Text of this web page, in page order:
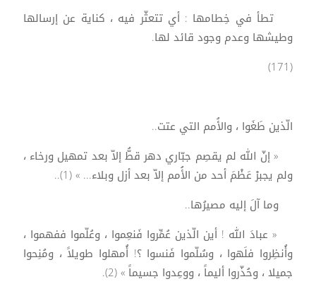
تطأ في خِطامها : أي تتعثّر فيه ، كناية عن إرسالها
وطيشها وعدم وجود قائد لها.
(171)
الّذين طَغَوا ، والأُمم التي عتت..
« إنّ الله لم يقصِم جبّاري دهر قطُّ إلاّ بعد تمهيل ورخاء ،
ولم يجبرْ عَظْمَ أحد من الأُمم إلاّ بعد أزل وبلاء... » (1)..
وما آلَ إليه مصيرُها..
« عبادَ الله ! أين الّذين عُمِّروا فَنعِموا ، وعُلّموا ففهموا ،
وأُنظِروا فلَهوا ، وسُلّموا فَنسوا ؟! أُمهلوا طويلاً ، ومُنِحوا
جميلا ، وحُذّروا أليماً ، ووعِدوا جسيماً » (2).